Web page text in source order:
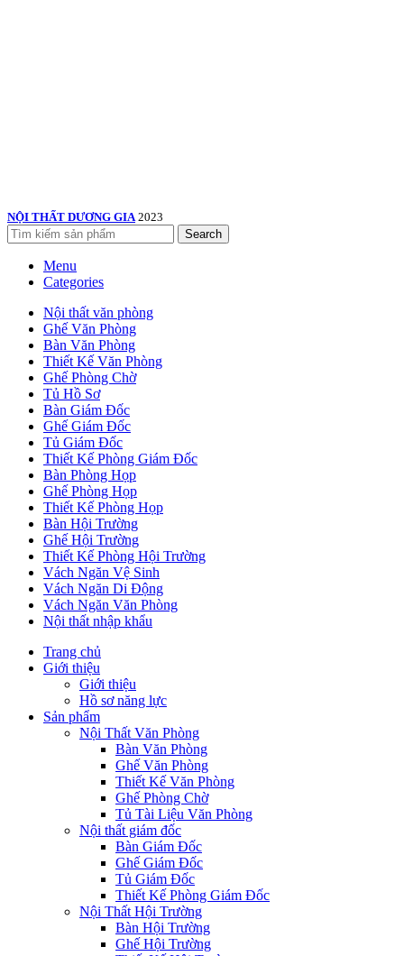
NỘI THẤT DƯƠNG GIA 2023
Search
Menu
Categories
Nội thất văn phòng
Ghế Văn Phòng
Bàn Văn Phòng
Thiết Kế Văn Phòng
Ghế Phòng Chờ
Tủ Hồ Sơ
Bàn Giám Đốc
Ghế Giám Đốc
Tủ Giám Đốc
Thiết Kế Phòng Giám Đốc
Bàn Phòng Họp
Ghế Phòng Họp
Thiết Kế Phòng Họp
Bàn Hội Trường
Ghế Hội Trường
Thiết Kế Phòng Hội Trường
Vách Ngăn Vệ Sinh
Vách Ngăn Di Động
Vách Ngăn Văn Phòng
Nội thất nhập khẩu
Trang chủ
Giới thiệu
Giới thiệu
Hồ sơ năng lực
Sản phẩm
Nội Thất Văn Phòng
Bàn Văn Phòng
Ghế Văn Phòng
Thiết Kế Văn Phòng
Ghế Phòng Chờ
Tủ Tài Liệu Văn Phòng
Nội thất giám đốc
Bàn Giám Đốc
Ghế Giám Đốc
Tủ Giám Đốc
Thiết Kế Phòng Giám Đốc
Nội Thất Hội Trường
Bàn Hội Trường
Ghế Hội Trường